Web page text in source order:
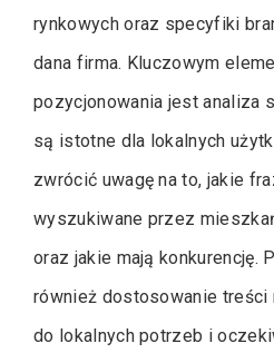
rynkowych oraz specyfiki
dana firma. Kluczowym
pozycjonowania jest analiza
są istotne dla lokalnych
zwrócić uwagę na to, jakie
wyszukiwane przez
oraz jakie mają konkurencję.
również dostosowanie treści
do lokalnych potrzeb i